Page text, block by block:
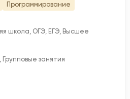
Программирование
школа, ОГЭ, ЕГЭ, Высшее
занятия